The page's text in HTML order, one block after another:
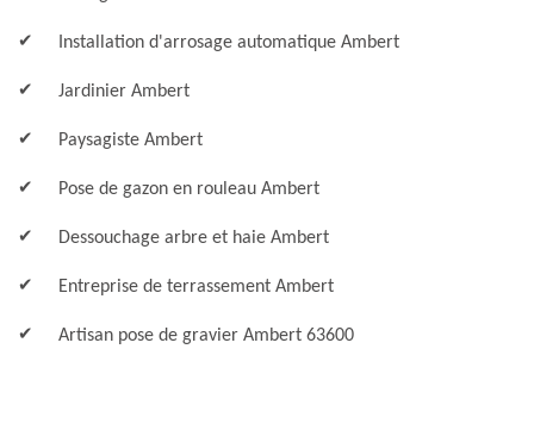
Installation d'arrosage automatique Ambert
Jardinier Ambert
Paysagiste Ambert
Pose de gazon en rouleau Ambert
Dessouchage arbre et haie Ambert
Entreprise de terrassement Ambert
Artisan pose de gravier Ambert 63600